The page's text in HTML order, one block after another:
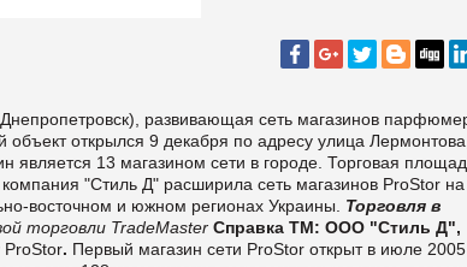
развивающая сеть магазинов
открылся 9 декабря по адресу улица
является 13 магазином сети в городе. Торговая
"Стиль Д" расширила сеть магазинов ProStor
восточном и южном регионах Украины. Торговля в
торговли TradeMaster Справка ТМ: ООО "Стиль Д",
ProStor. Первый магазин сети ProStor открыт в июле 2005